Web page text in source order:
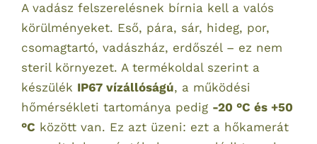
A vadász felszerelésnek bírnia kell a valós
körülményeket. Eső, pára, sár, hideg, por,
csomagtartó, vadászház, erdőszél – ez nem
steril környezet. A termékoldal szerint a
készülék IP67 vízállóságú, a működési
hőmérsékleti tartománya pedig -20 °C és +50
°C között van. Ez azt üzeni: ezt a hőkamerát